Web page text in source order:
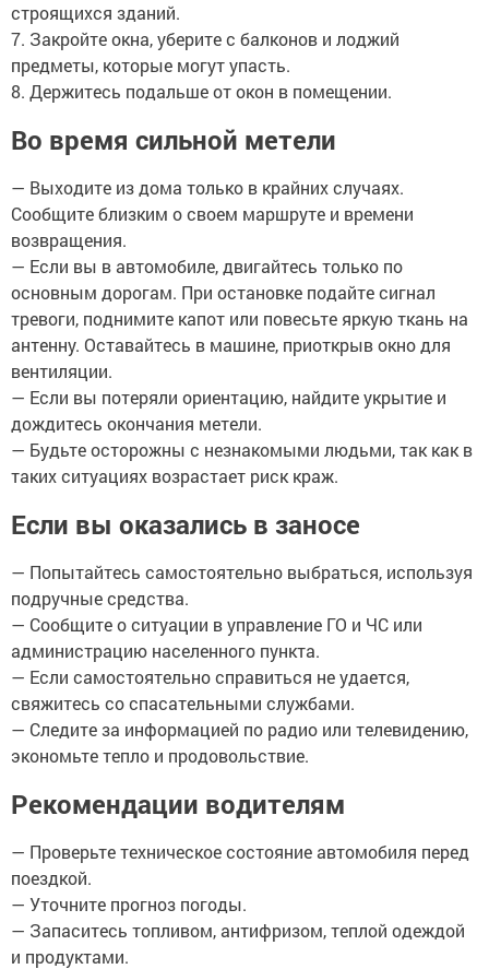
строящихся зданий.
7. Закройте окна, уберите с балконов и лоджий
предметы, которые могут упасть.
8. Держитесь подальше от окон в помещении.
Во время сильной метели
— Выходите из дома только в крайних случаях.
Сообщите близким о своем маршруте и времени
возвращения.
— Если вы в автомобиле, двигайтесь только по
основным дорогам. При остановке подайте сигнал
тревоги, поднимите капот или повесьте яркую ткань на
антенну. Оставайтесь в машине, приоткрыв окно для
вентиляции.
— Если вы потеряли ориентацию, найдите укрытие и
дождитесь окончания метели.
— Будьте осторожны с незнакомыми людьми, так как в
таких ситуациях возрастает риск краж.
Если вы оказались в заносе
— Попытайтесь самостоятельно выбраться, используя
подручные средства.
— Сообщите о ситуации в управление ГО и ЧС или
администрацию населенного пункта.
— Если самостоятельно справиться не удается,
свяжитесь со спасательными службами.
— Следите за информацией по радио или телевидению,
экономьте тепло и продовольствие.
Рекомендации водителям
— Проверьте техническое состояние автомобиля перед
поездкой.
— Уточните прогноз погоды.
— Запаситесь топливом, антифризом, теплой одеждой
и продуктами.